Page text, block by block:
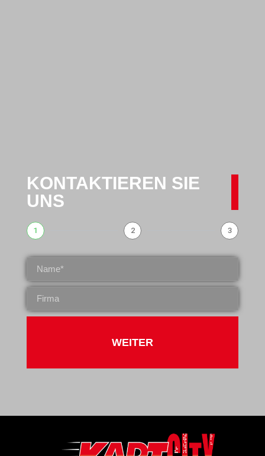
KONTAKTIEREN SIE
UNS
1 2 3
WEITER